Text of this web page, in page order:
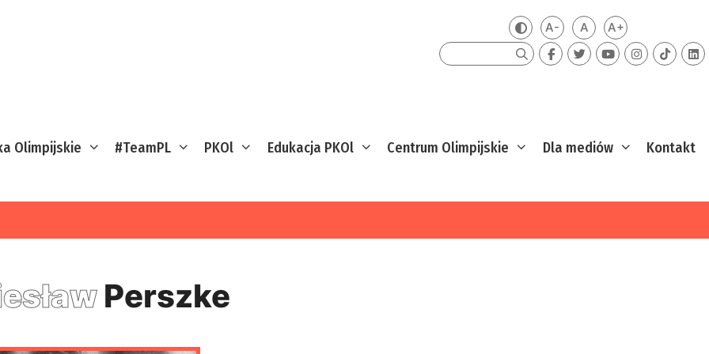
Zmień kontrast
A-Mniejsza czcionka
ADomyślna czcionka
A+Większa
Szukaj
Olimpijskie #TeamPL PKOl Edukacja PKOl Centrum Olimpijskie Dla mediów Kontakt
Perszke